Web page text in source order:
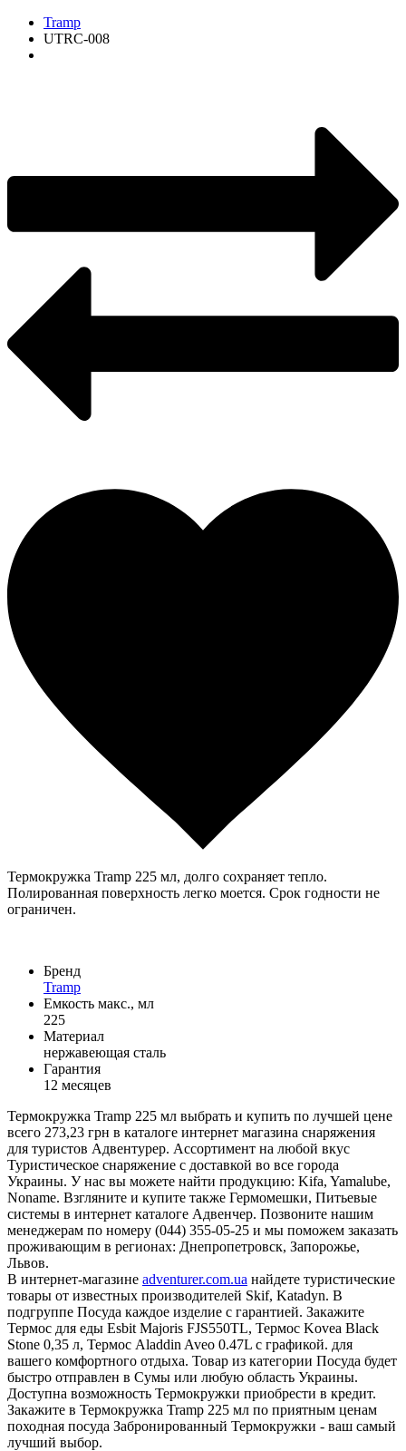
Tramp
UTRC-008
Термокружка Tramp 225 мл, долго сохраняет тепло.
Полированная поверхность легко моется. Срок годности не
ограничен.
Бренд
Tramp
Емкость макс., мл
225
Материал
нержавеющая сталь
Гарантия
12 месяцев
Термокружка Tramp 225 мл выбрать и купить по лучшей цене
всего 273,23 грн в каталоге интернет магазина снаряжения
для туристов Адвентурер. Ассортимент на любой вкус
Туристическое снаряжение с доставкой во все города
Украины. У нас вы можете найти продукцию: Kifa, Yamalube,
Noname. Взгляните и купите также Гермомешки, Питьевые
системы в интернет каталоге Адвенчер. Позвоните нашим
менеджерам по номеру (044) 355-05-25 и мы поможем заказать
проживающим в регионах: Днепропетровск, Запорожье,
Львов.
В интернет-магазине adventurer.com.ua найдете туристические
товары от известных производителей Skif, Katadyn. В
подгруппе Посуда каждое изделие с гарантией. Закажите
Термос для еды Esbit Majoris FJS550TL, Термос Kovea Black
Stone 0,35 л, Термос Aladdin Aveo 0.47L с графикой. для
вашего комфортного отдыха. Товар из категории Посуда будет
быстро отправлен в Сумы или любую область Украины.
Доступна возможность Термокружки приобрести в кредит.
Закажите в Термокружка Tramp 225 мл по приятным ценам
походная посуда Забронированный Термокружки - ваш самый
лучший выбор.